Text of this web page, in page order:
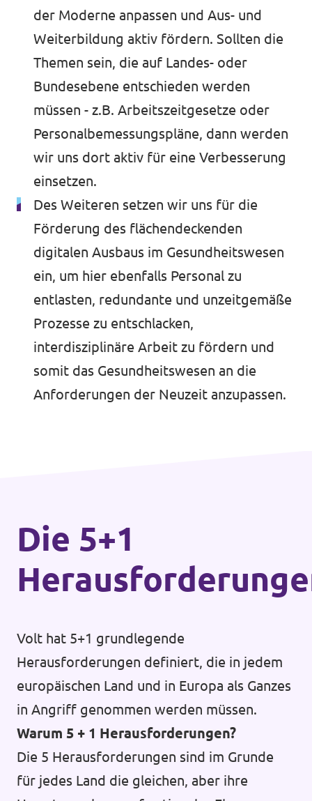
der Moderne anpassen und Aus- und
Weiterbildung aktiv fördern. Sollten die
Themen sein, die auf Landes- oder
Bundesebene entschieden werden
müssen - z.B. Arbeitszeitgesetze oder
Personalbemessungspläne, dann werden
wir uns dort aktiv für eine Verbesserung
einsetzen.
Des Weiteren setzen wir uns für die
Förderung des flächendeckenden
digitalen Ausbaus im Gesundheitswesen
ein, um hier ebenfalls Personal zu
entlasten, redundante und unzeitgemäße
Prozesse zu entschlacken,
interdisziplinäre Arbeit zu fördern und
somit das Gesundheitswesen an die
Anforderungen der Neuzeit anzupassen.
Die 5+1
Volt hat 5+1 grundlegende
Herausforderungen definiert, die in jedem
europäischen Land und in Europa als Ganzes
in Angriff genommen werden müssen.
Warum 5 + 1 Herausforderungen?
Die 5 Herausforderungen sind im Grunde
für jedes Land die gleichen, aber ihre